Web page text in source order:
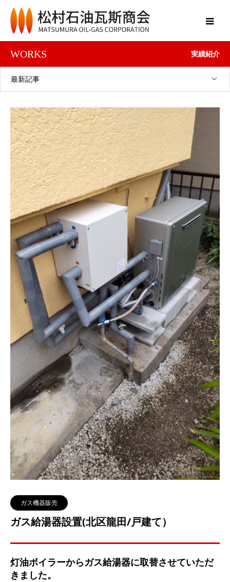
WORKS 実績紹介
最新記事
ガス機器販売
ガス給湯器設置(北区龍田/戸建て）
灯油ボイラーからガス給湯器に取替させていただ
きました。